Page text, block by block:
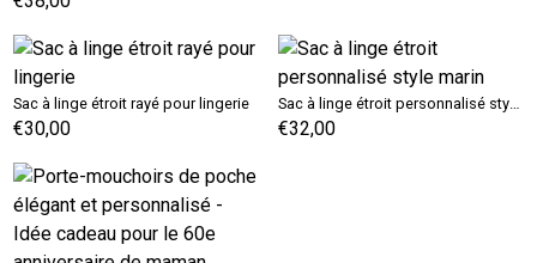
Sac à linge étroit rayé pour lingerie
€30,00 €32,00